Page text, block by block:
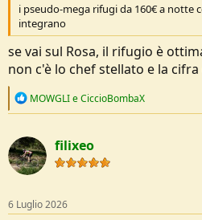
i pseudo-mega rifugi da 160€ a notte
integrano
se vai sul Rosa, il rifugio è
non c'è lo chef stellato e la cifra
R
c
t
i
o
s
:
MOWGLIeCiccioBombaX
filixeo
6 Luglio 2026